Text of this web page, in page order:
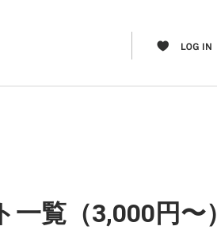
覧（3,000円〜）